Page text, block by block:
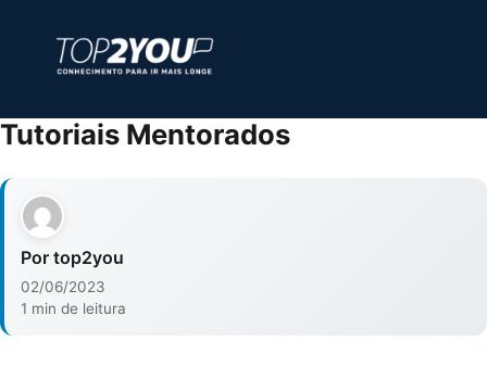
Tutoriais Mentorados
Por top2you
02/06/2023
1 min de leitura